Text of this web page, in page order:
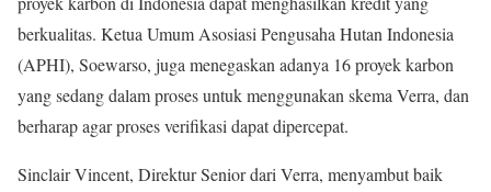
berkualitas. Ketua Umum Asosiasi Pengusaha Hutan Indonesia
(APHI), Soewarso, juga menegaskan adanya 16 proyek karbon
yang sedang dalam proses untuk menggunakan skema Verra, dan
berharap agar proses verifikasi dapat dipercepat.
Sinclair Vincent, Direktur Senior dari Verra, menyambut baik